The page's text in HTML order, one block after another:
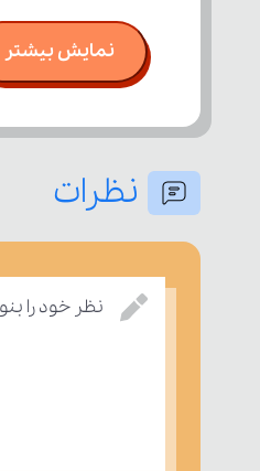
نمایش بیشتر
نظرات
نظر خود را